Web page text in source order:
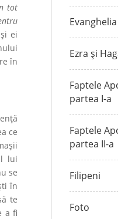
tot
ei
în
ce
lui
se
în
te
a fi
Ezra și
Faptele
partea I-a
Faptele
partea II-a
Filipeni
Foto